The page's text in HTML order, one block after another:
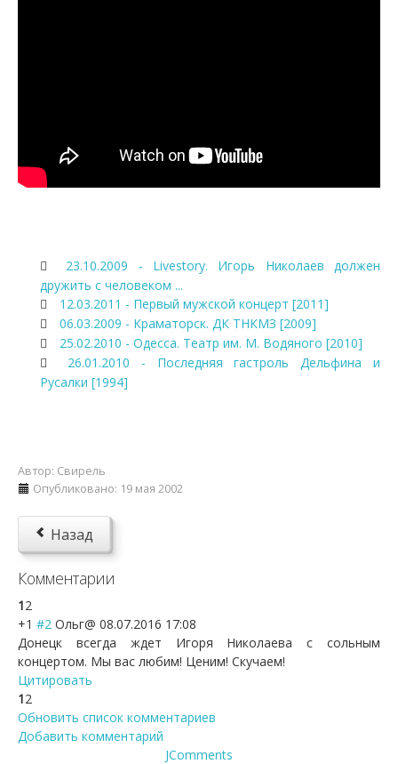
23.10.2009 - Livestory. Игорь Николаев должен
дружить с человеком ...
12.03.2011 - Первый мужской концерт [2011]
06.03.2009 - Краматорск. ДК ТНКМЗ [2009]
25.02.2010 - Одесса. Театр им. М. Водяного [2010]
26.01.2010 - Последняя гастроль Дельфина и
Русалки [1994]
Автор: Свирель
Опубликовано: 19 мая 2002
Назад
Комментарии
12
+1 #2 Ольг@ 08.07.2016 17:08
Донецк всегда ждет Игоря Николаева с сольным
концертом. Мы вас любим! Ценим! Скучаем!
Цитировать
12
Обновить список комментариев
Добавить комментарий
JComments